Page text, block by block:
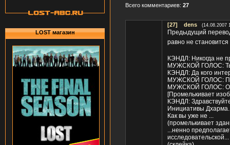
LOST магазин
Всего комментариев: 27
[27] dens (14.08.2007
Предыдущий
равно не становится
КЭНДЛ: Никогда не
МУЖСКОЙ ГОЛОС: Ты
КЭНДЛ: Да кого
МУЖСКОЙ ГОЛОС:
МУЖСКОЙ ГОЛОС:
[Промелькивает
КЭНДЛ:
Инициативы Дхарма.
Как вы уже не ...
(промелькивает
...ненно
исследовательской...